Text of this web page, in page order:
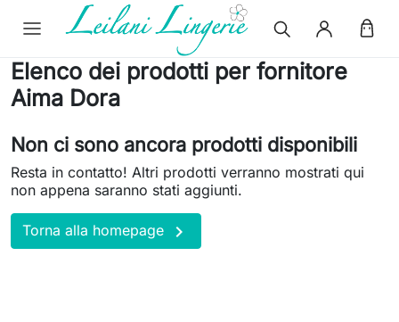
Elenco dei prodotti per fornitore
Aima Dora
Non ci sono ancora prodotti disponibili
Resta in contatto! Altri prodotti verranno mostrati qui
non appena saranno stati aggiunti.
Torna alla homepage 